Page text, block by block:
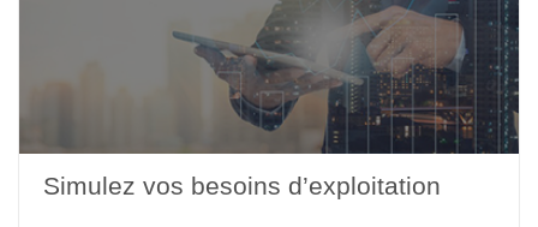
Simulez vos besoins d’exploitation